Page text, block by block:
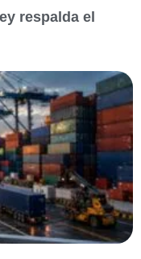
respalda el